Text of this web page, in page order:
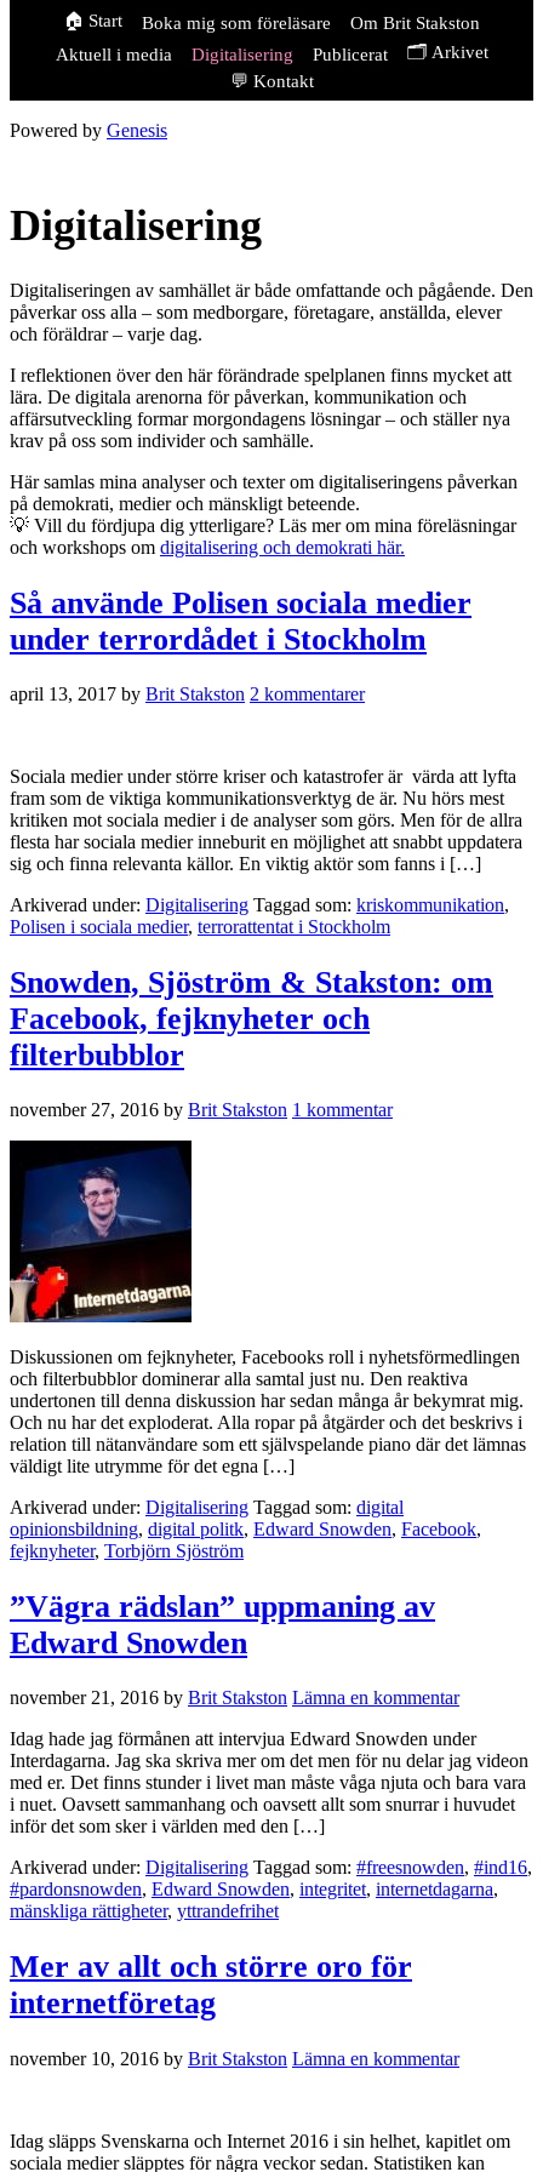
🏠 Start Boka mig som föreläsare
Om Brit Stakston
Aktuell i media
Digitalisering Publicerat
🗂️ Arkivet
💬 Kontakt
Powered by Genesis
Digitalisering
Digitaliseringen av samhället är både omfattande och pågående. Den
påverkar oss alla – som medborgare, företagare, anställda, elever
och föräldrar – varje dag.
I reflektionen över den här förändrade spelplanen finns mycket att
lära. De digitala arenorna för påverkan, kommunikation och
affärsutveckling formar morgondagens lösningar – och ställer nya
krav på oss som individer och samhälle.
Här samlas mina analyser och texter om digitaliseringens påverkan
på demokrati, medier och mänskligt beteende.
💡 Vill du fördjupa dig ytterligare? Läs mer om mina föreläsningar
och workshops om digitalisering och demokrati här.
Så använde Polisen sociala medier
under terrordådet i Stockholm
april 13, 2017 by Brit Stakston 2 kommentarer
Sociala medier under större kriser och katastrofer är värda att lyfta
fram som de viktiga kommunikationsverktyg de är. Nu hörs mest
kritiken mot sociala medier i de analyser som görs. Men för de allra
flesta har sociala medier inneburit en möjlighet att snabbt uppdatera
sig och finna relevanta källor. En viktig aktör som fanns i […]
Arkiverad under: Digitalisering Taggad som: kriskommunikation,
Polisen i sociala medier, terrorattentat i Stockholm
Snowden, Sjöström & Stakston: om
Facebook, fejknyheter och
filterbubblor
november 27, 2016 by Brit Stakston 1 kommentar
Diskussionen om fejknyheter, Facebooks roll i nyhetsförmedlingen
och filterbubblor dominerar alla samtal just nu. Den reaktiva
undertonen till denna diskussion har sedan många år bekymrat mig.
Och nu har det exploderat. Alla ropar på åtgärder och det beskrivs i
relation till nätanvändare som ett självspelande piano där det lämnas
väldigt lite utrymme för det egna […]
Arkiverad under: Digitalisering Taggad som: digital
opinionsbildning, digital politk, Edward Snowden, Facebook,
fejknyheter, Torbjörn Sjöström
”Vägra rädslan” uppmaning av
Edward Snowden
november 21, 2016 by Brit Stakston Lämna en kommentar
Idag hade jag förmånen att intervjua Edward Snowden under
Interdagarna. Jag ska skriva mer om det men för nu delar jag videon
med er. Det finns stunder i livet man måste våga njuta och bara vara
i nuet. Oavsett sammanhang och oavsett allt som snurrar i huvudet
inför det som sker i världen med den […]
Arkiverad under: Digitalisering Taggad som: #freesnowden, #ind16,
#pardonsnowden, Edward Snowden, integritet, internetdagarna,
mänskliga rättigheter, yttrandefrihet
Mer av allt och större oro för
internetföretag
november 10, 2016 by Brit Stakston Lämna en kommentar
Idag släpps Svenskarna och Internet 2016 i sin helhet, kapitlet om
sociala medier släpptes för några veckor sedan. Statistiken kan